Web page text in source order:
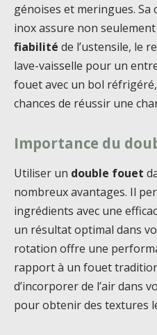
génoises et meringues.
inox assure non
fiabilité de l’ustensile, le
lave-vaisselle pour un
fouet avec un bol
chances de réussir une
Importance du
Utiliser un double fouet
nombreux avantages. Il
ingrédients avec une
un résultat optimal dans
rotation offre une
rapport à un fouet
d’incorporer de l’air dans
pour obtenir des textures